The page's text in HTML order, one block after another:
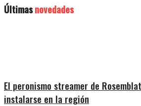
Últimasnovedades
El peronismo streamer de
instalarse en la región